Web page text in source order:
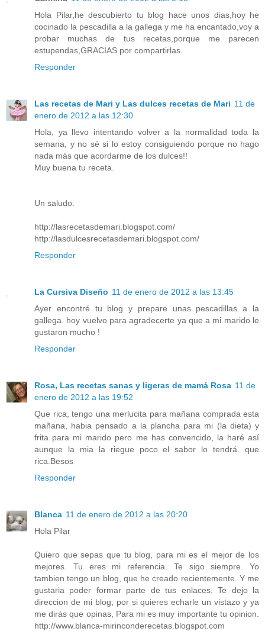
Hola Pilar,he descubierto tu blog hace unos dias,hoy he
cocinado la pescadilla a la gallega y me ha encantado,voy a
probar muchas de tus recetas,porque me parecen
estupendas,GRACIAS por compartirlas.
Responder
Las recetas de Mari y Las dulces recetas de Mari 11 de
enero de 2012 a las 12:30
Hola, ya llevo intentando volver a la normalidad toda la
semana, y no sé si lo estoy consiguiendo porque no hago
nada más que acordarme de los dulces!!
Muy buena tu receta.
Un saludo.
http://lasrecetasdemari.blogspot.com/
http://lasdulcesrecetasdemari.blogspot.com/
Responder
La Cursiva Diseño 11 de enero de 2012 a las 13:45
Ayer encontré tu blog y prepare unas pescadillas a la
gallega. hoy vuelvo para agradecerte ya que a mi marido le
gustaron mucho !
Responder
Rosa, Las recetas sanas y ligeras de mamá Rosa 11 de
enero de 2012 a las 19:52
Que rica, tengo una merlucita para mañana comprada esta
mañana, habia pensado a la plancha para mi (la dieta) y
frita para mi marido pero me has convencido, la haré así
aunque la mia la riegue poco el sabor lo tendrá. que
rica.Besos
Responder
Blanca 11 de enero de 2012 a las 20:20
Hola Pilar
Quiero que sepas que tu blog, para mi es el mejor de los
mejores. Tu eres mi referencia. Te sigo siempre. Yo
tambien tengo un blog, que he creado recientemente. Y me
gustaria poder formar parte de tus enlaces. Te dejo la
direccion de mi blog, por si quieres echarle un vistazo y ya
me dirás que opinas, Para mi es muy importante tu opinion.
http://www.blanca-mirinconderecetas.blogspot.com